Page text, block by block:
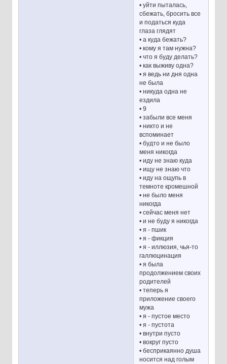
• уйти пыталась,
сбежать, бросить все
и податься куда
глаза глядят
• а куда бежать?
• кому я там нужна?
• что я буду делать?
• как выживу одна?
• я ведь ни дня одна
не была
• никуда одна не
ездила
• 9
• забыли все меня
• никто и не
вспоминает
• будто и не было
меня никогда
• иду не знаю куда
• ищу не знаю что
• иду на ощупь в
темноте кромешной
• не было меня
никогда
• сейчас меня нет
• и не буду я никогда
• я - пшик
• я - фикция
• я - иллюзия, чья-то
галлюцинация
• я была
продолжением своих
родителей
• теперь я
приложение своего
мужа
• я - пустое место
• я - пустота
• внутри пусто
• вокруг пусто
• бесприкаянно душа
носится над голым